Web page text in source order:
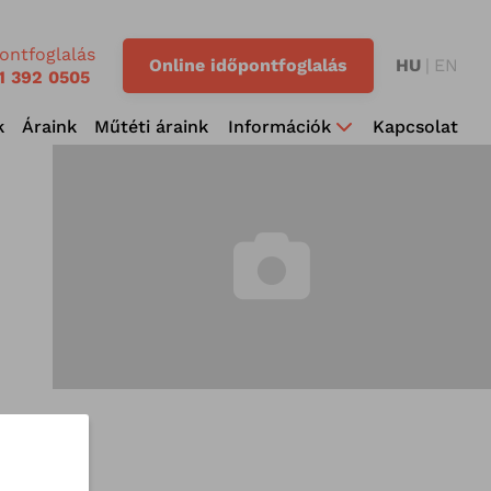
392 0505
Online időpontfoglalás HU EN
Áraink Műtéti áraink Információk Kapcsolat